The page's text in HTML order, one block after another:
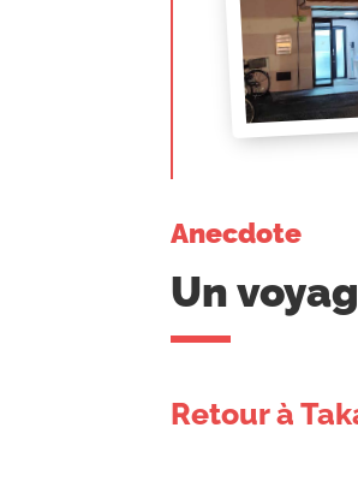
Anecdote
Un
Retour à